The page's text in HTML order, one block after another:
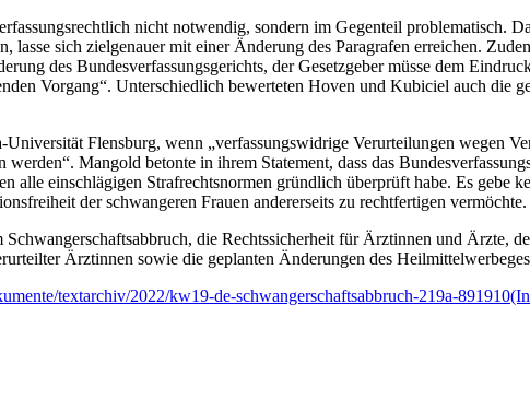
nicht notwendig, sondern im Gegenteil problematisch.
sich zielgenauer mit einer Änderung des Paragrafen erreichen.
des Bundesverfassungsgerichts, der Gesetzgeber müsse dem
Vorgang“. Unterschiedlich bewerteten Hoven und Kubiciel auch die
Flensburg, wenn „verfassungswidrige Verurteilungen wegen
Mangold betonte in ihrem Statement, dass das
einschlägigen Strafrechtsnormen gründlich überprüft habe. Es gebe
der schwangeren Frauen andererseits zu rechtfertigen vermöchte.
die Rechtssicherheit für Ärztinnen und Ärzte,
Ärztinnen sowie die geplanten Änderungen des
textarchiv/2022/kw19-de-schwangerschaftsabbruch-219a-891910